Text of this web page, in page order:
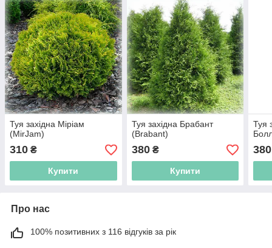
Туя західна Міріам
(MirJam)
310 ₴
Купити
Туя західна Брабант
(Brabant)
380₴
Купити
Туя
380
Про нас
100% позитивних з 116 відгуків за рік